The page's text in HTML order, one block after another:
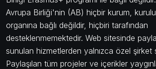
Avrupa Birliği'nin (AB) hiçbir kurum,
organına bağlı değildir, hiçbiri tarafından
desteklenmemektedir. Web sitesinde
sunulan hizmetlerden yalnızca özel şirket
Paylaşılan tüm projeler ve içerikler